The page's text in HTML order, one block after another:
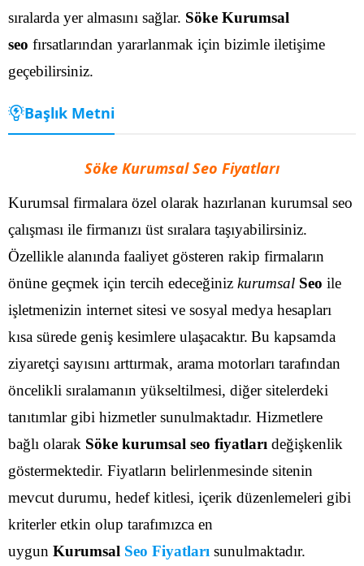
sıralarda yer almasını sağlar. Söke Kurumsal
seo fırsatlarından yararlanmak için bizimle iletişime
geçebilirsiniz.
Başlık Metni
Söke Kurumsal Seo Fiyatları
Kurumsal firmalara özel olarak hazırlanan kurumsal seo
çalışması ile firmanızı üst sıralara taşıyabilirsiniz.
Özellikle alanında faaliyet gösteren rakip firmaların
önüne geçmek için tercih edeceğiniz kurumsal Seo ile
işletmenizin internet sitesi ve sosyal medya hesapları
kısa sürede geniş kesimlere ulaşacaktır. Bu kapsamda
ziyaretçi sayısını arttırmak, arama motorları tarafından
öncelikli sıralamanın yükseltilmesi, diğer sitelerdeki
tanıtımlar gibi hizmetler sunulmaktadır. Hizmetlere
bağlı olarak Söke kurumsal seo fiyatları değişkenlik
göstermektedir. Fiyatların belirlenmesinde sitenin
mevcut durumu, hedef kitlesi, içerik düzenlemeleri gibi
kriterler etkin olup tarafımızca en
uygun Kurumsal Seo Fiyatları sunulmaktadır.